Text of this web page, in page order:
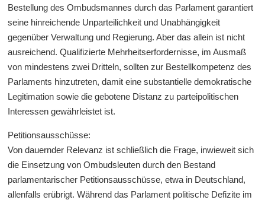
Bestellung des Ombudsmannes durch das Parlament garantiert
seine hinreichende Unparteilichkeit und Unabhängigkeit
gegenüber Verwaltung und Regierung. Aber das allein ist nicht
ausreichend. Qualifizierte Mehrheitserfordernisse, im Ausmaß
von mindestens zwei Dritteln, sollten zur Bestellkompetenz des
Parlaments hinzutreten, damit eine substantielle demokratische
Legitimation sowie die gebotene Distanz zu parteipolitischen
Interessen gewährleistet ist.
Petitionsausschüsse:
Von dauernder Relevanz ist schließlich die Frage, inwieweit sich
die Einsetzung von Ombudsleuten durch den Bestand
parlamentarischer Petitionsausschüsse, etwa in Deutschland,
allenfalls erübrigt. Während das Parlament politische Defizite im